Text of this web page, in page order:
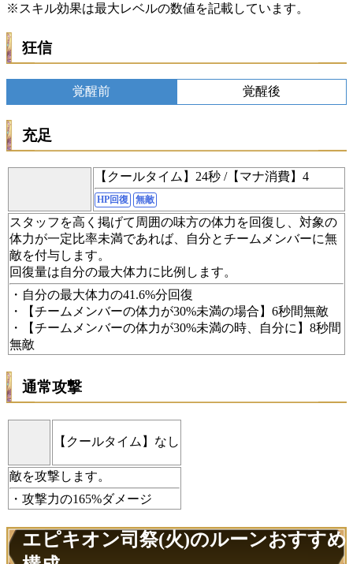
※スキル効果は最大レベルの数値を記載しています。
狂信
覚醒前 覚醒後
充足
【クールタイム】24秒 /【マナ消費】4
HP回復 無敵
スタッフを高く掲げて周囲の味方の体力を回復し、対象の
体力が一定比率未満であれば、自分とチームメンバーに無
敵を付与します。
回復量は自分の最大体力に比例します。
・自分の最大体力の41.6%分回復
・【チームメンバーの体力が30%未満の場合】6秒間無敵
・【チームメンバーの体力が30%未満の時、自分に】8秒間
無敵
通常攻撃
【クールタイム】なし
敵を攻撃します。
・攻撃力の165%ダメージ
エピキオン司祭(火)のルーンおすすめ